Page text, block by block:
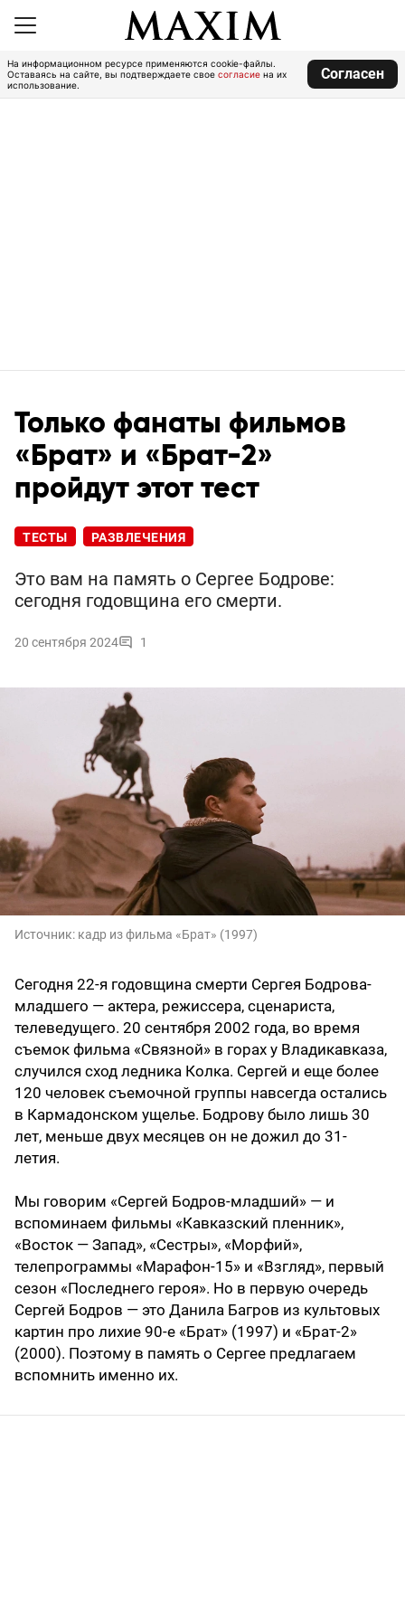
На информационном ресурсе применяются cookie-файлы.
Оставаясь на сайте, вы подтверждаете свое согласие на их
использование.
Согласен
Только фанаты фильмов
«Брат» и «Брат-2»
пройдут этот тест
ТЕСТЫ РАЗВЛЕЧЕНИЯ
Это вам на память о Сергее Бодрове:
сегодня годовщина его смерти.
20 сентября 2024 1
Источник: кадр из фильма «Брат» (1997)
Сегодня 22-я годовщина смерти Сергея Бодрова-
младшего — актера, режиссера, сценариста,
телеведущего. 20 сентября 2002 года, во время
съемок фильма «Связной» в горах у Владикавказа,
случился сход ледника Колка. Сергей и еще более
120 человек съемочной группы навсегда остались
в Кармадонском ущелье. Бодрову было лишь 30
лет, меньше двух месяцев он не дожил до 31-
летия.
Мы говорим «Сергей Бодров-младший» — и
вспоминаем фильмы «Кавказский пленник»,
«Восток — Запад», «Сестры», «Морфий»,
телепрограммы «Марафон-15» и «Взгляд», первый
сезон «Последнего героя». Но в первую очередь
Сергей Бодров — это Данила Багров из культовых
картин про лихие 90-е «Брат» (1997) и «Брат-2»
(2000). Поэтому в память о Сергее предлагаем
вспомнить именно их.